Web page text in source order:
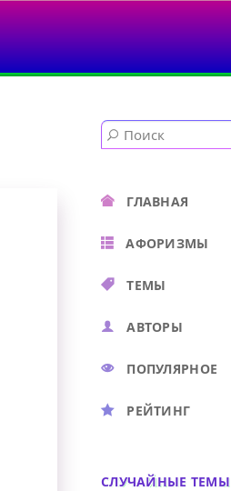
ГЛАВНАЯ
АФОРИЗМЫ
ТЕМЫ
АВТОРЫ
ПОПУЛЯРНОЕ
РЕЙТИНГ
СЛУЧАЙНЫЕ ТЕМЫ